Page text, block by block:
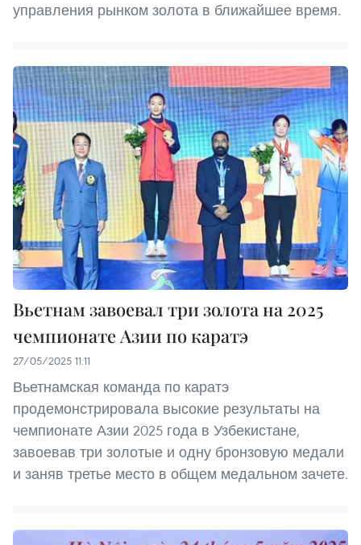
управления рынком золота в ближайшее время.
Вьетнам завоевал три золота на 2025
чемпионате Азии по каратэ
27/05/2025 11:11
Вьетнамская команда по каратэ
продемонстрировала высокие результаты на
чемпионате Азии 2025 года в Узбекистане,
завоевав три золотые и одну бронзовую медали
и заняв третье место в общем медальном зачете.